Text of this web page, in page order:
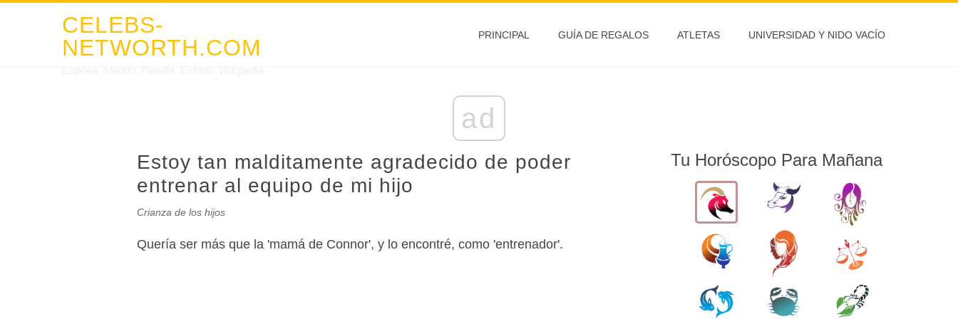
CELEBS-
NETWORTH.COM
PRINCIPAL GUÍA DE REGALOS ATLETAS UNIVERSIDAD Y NIDO VACÍO
ad
Estoy tan malditamente agradecido de poder
entrenar al equipo de mi hijo
Crianza de los hijos
Quería ser más que la 'mamá de Connor', y lo encontré, como 'entrenador'.
Tu Horóscopo Para Mañana